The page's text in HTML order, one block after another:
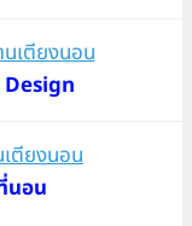
Design
นอน